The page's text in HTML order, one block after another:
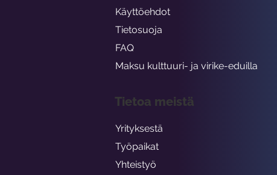
Käyttöehdot
Tietosuoja
FAQ
Maksu kulttuuri- ja virike-eduilla
Tietoa meistä
Yrityksestä
Työpaikat
Yhteistyö